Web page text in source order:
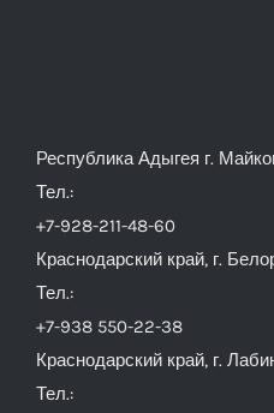
Республика Адыгея г.
Тел.:
+7-928-211-48-60
Краснодарский край, г.
Тел.:
+7-938 550-22-38
Краснодарский край, г.
Тел.: